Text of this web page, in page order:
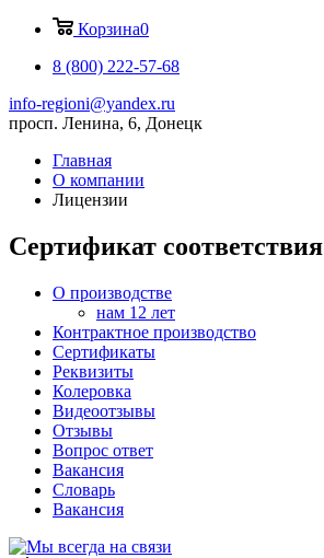
Корзина0
8 (800) 222-57-68
info-regioni@yandex.ru
просп. Ленина, 6, Донецк
Главная
О компании
Лицензии
Сертификат соответствия
О производстве
нам 12 лет
Контрактное производство
Сертификаты
Реквизиты
Колеровка
Видеоотзывы
Отзывы
Вопрос ответ
Вакансия
Словарь
Вакансия